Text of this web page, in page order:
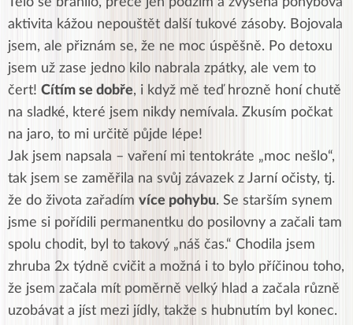
aktivita kážou nepouštět další tukové zásoby. Bojovala
jsem, ale přiznám se, že ne moc úspěšně. Po detoxu
jsem už zase jedno kilo nabrala zpátky, ale vem to
čert! Cítím se dobře, i když mě teď hrozně honí chutě
na sladké, které jsem nikdy nemívala. Zkusím počkat
na jaro, to mi určitě půjde lépe!
Jak jsem napsala – vaření mi tentokráte „moc nešlo“,
tak jsem se zaměřila na svůj závazek z Jarní očisty, tj.
že do života zařadím více pohybu. Se starším synem
jsme si pořídili permanentku do posilovny a začali tam
spolu chodit, byl to takový „náš čas.“ Chodila jsem
zhruba 2x týdně cvičit a možná i to bylo příčinou toho,
že jsem začala mít poměrně velký hlad a začala různě
uzobávat a jíst mezi jídly, takže s hubnutím byl konec.